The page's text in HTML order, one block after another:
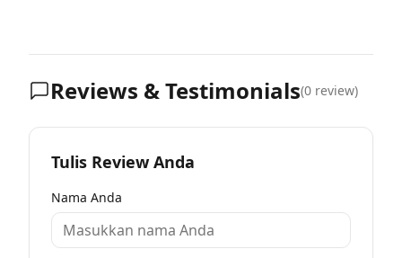
Reviews & Testimonials(0 review)
Tulis Review Anda
Nama Anda